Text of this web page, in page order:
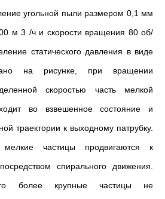
угольной пыли размером 0,1 мм
м 3 /ч и скорости вращения 80 об/
статического давления в виде
на рисунке, при вращении
скоростью часть мелкой
во взвешенное состояние и
траектории к выходному патрубку.
частицы продвигаются к
спирального движения.
более крупные частицы не